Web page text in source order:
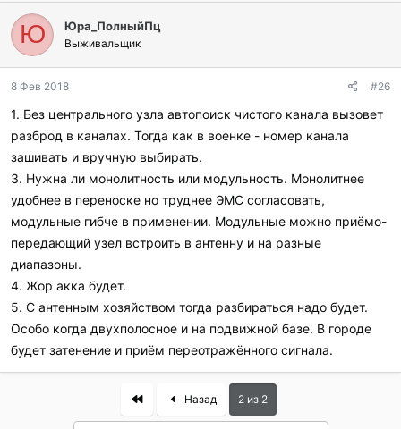
Ю Юра_ПолныйПц
Выживальщик
8 Фев 2018 #26
1. Без центрального узла автопоиск чистого канала вызовет
разброд в каналах. Тогда как в военке - номер канала
зашивать и вручную выбирать.
3. Нужна ли монолитность или модульность. Монолитнее
удобнее в переноске но труднее ЭМС согласовать,
модульные гибче в применении. Модульные можно приёмо-
передающий узел встроить в антенну и на разные
диапазоны.
4. Жор акка будет.
5. С антенным хозяйством тогда разбираться надо будет.
Особо когда двухполосное и на подвижной базе. В городе
будет затенение и приём переотражённого сигнала.
First Назад 2 из 2